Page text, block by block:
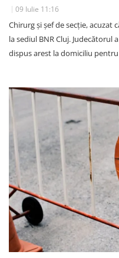
09 Iulie 11:16
Chirurg și șef de secție, acuzat
la sediul BNR Cluj. Judecătorul
dispus arest la domiciliu pentru